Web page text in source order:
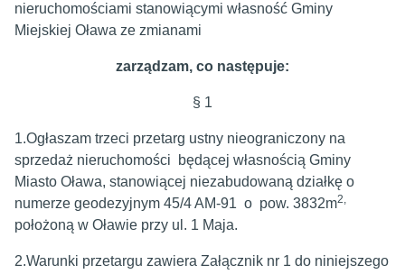
nieruchomościami stanowiącymi własność Gminy
Miejskiej Oława ze zmianami
zarządzam, co następuje:
§ 1
1.Ogłaszam trzeci przetarg ustny nieograniczony na
sprzedaż nieruchomości będącej własnością Gminy
Miasto Oława, stanowiącej niezabudowaną działkę o
numerze geodezyjnym 45/4 AM-91 o pow. 3832m2,
położoną w Oławie przy ul. 1 Maja.
2.Warunki przetargu zawiera Załącznik nr 1 do niniejszego